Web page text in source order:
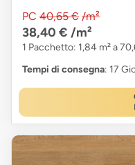
PC 40,65 € /m²
38,40 € /m²
1 Pacchetto: 1,84 m² a
Tempi di consegna: 17